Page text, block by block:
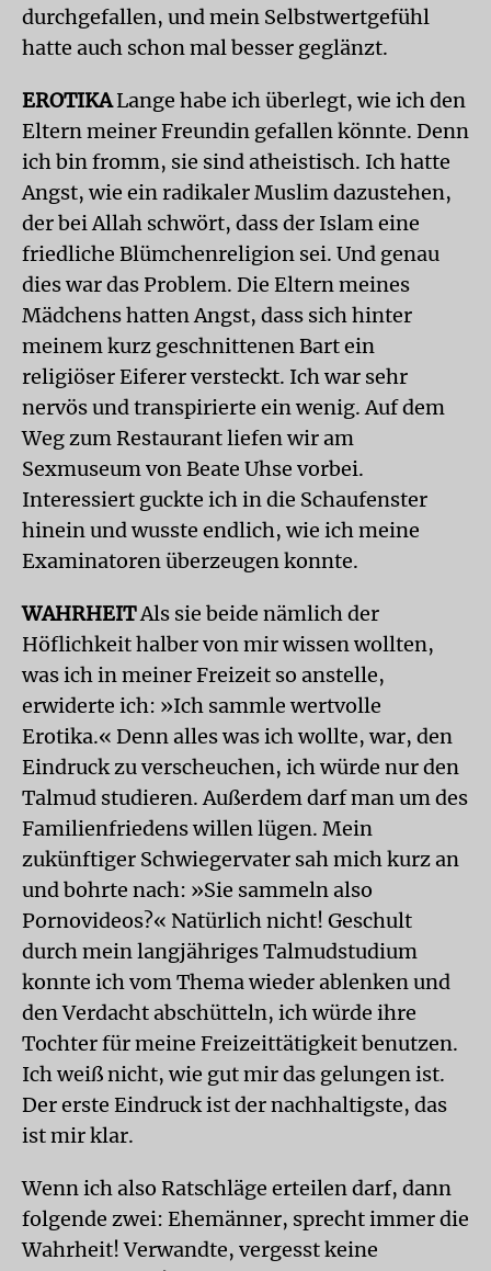
durchgefallen, und mein Selbstwertgefühl
hatte auch schon mal besser geglänzt.
EROTIKALange habe ich überlegt, wie ich den
Eltern meiner Freundin gefallen könnte. Denn
ich bin fromm, sie sind atheistisch. Ich hatte
Angst, wie ein radikaler Muslim dazustehen,
der bei Allah schwört, dass der Islam eine
friedliche Blümchenreligion sei. Und genau
dies war das Problem. Die Eltern meines
Mädchens hatten Angst, dass sich hinter
meinem kurz geschnittenen Bart ein
religiöser Eiferer versteckt. Ich war sehr
nervös und transpirierte ein wenig. Auf dem
Weg zum Restaurant liefen wir am
Sexmuseum von Beate Uhse vorbei.
Interessiert guckte ich in die Schaufenster
hinein und wusste endlich, wie ich meine
Examinatoren überzeugen konnte.
WAHRHEITAls sie beide nämlich der
Höflichkeit halber von mir wissen wollten,
was ich in meiner Freizeit so anstelle,
erwiderte ich: »Ich sammle wertvolle
Erotika.« Denn alles was ich wollte, war, den
Eindruck zu verscheuchen, ich würde nur den
Talmud studieren. Außerdem darf man um des
Familienfriedens willen lügen. Mein
zukünftiger Schwiegervater sah mich kurz an
und bohrte nach: »Sie sammeln also
Pornovideos?« Natürlich nicht! Geschult
durch mein langjähriges Talmudstudium
konnte ich vom Thema wieder ablenken und
den Verdacht abschütteln, ich würde ihre
Tochter für meine Freizeittätigkeit benutzen.
Ich weiß nicht, wie gut mir das gelungen ist.
Der erste Eindruck ist der nachhaltigste, das
ist mir klar.
Wenn ich also Ratschläge erteilen darf, dann
folgende zwei: Ehemänner, sprecht immer die
Wahrheit! Verwandte, vergesst keine